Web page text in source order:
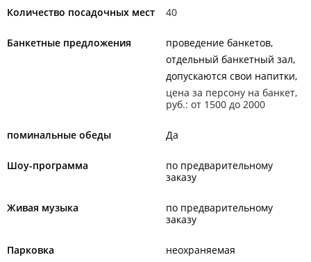
Количество посадочных мест 40
Банкетные предложения
проведение банкетов
отдельный банкетный зал
допускаются свои напитки
цена за персону на банкет,
руб.: от 1500 до 2000
поминальные обеды Да
Шоу-программа
по предварительному
заказу
Живая музыка
по предварительному
заказу
Парковка неохраняемая